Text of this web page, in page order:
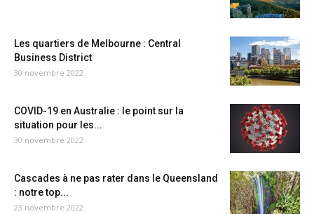
Les quartiers de Melbourne : Central
Business District
30 novembre 2022
COVID-19 en Australie : le point sur la
situation pour les...
30 novembre 2022
Cascades à ne pas rater dans le Queensland
: notre top...
23 novembre 2022